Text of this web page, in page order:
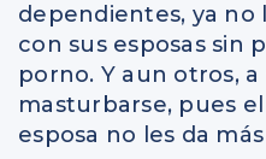
dependientes, ya
con sus esposas sin
porno. Y aun otros,
masturbarse, pues
esposa no les da